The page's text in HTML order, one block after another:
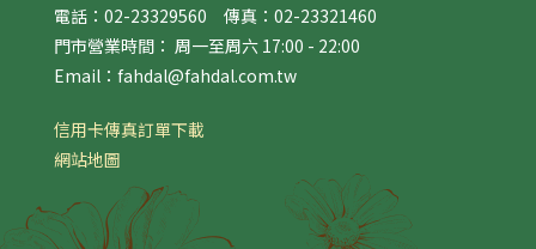
電話：02-23329560 傳真：02-23321460
門市營業時間： 周一至周六 17:00 - 22:00
Email：fahdal@fahdal.com.tw
信用卡傳真訂單下載
網站地圖